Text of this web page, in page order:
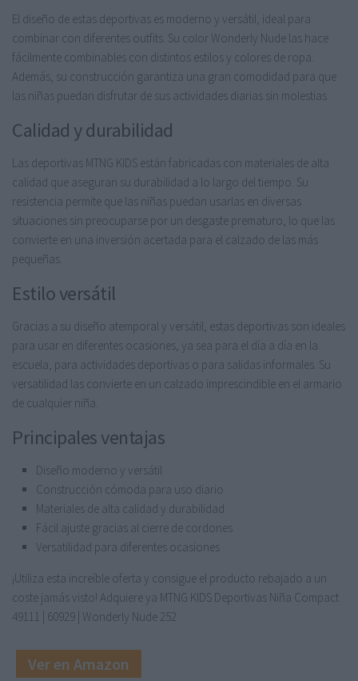
El diseño de estas deportivas es moderno y versátil, ideal para
combinar con diferentes outfits. Su color Wonderly Nude las hace
fácilmente combinables con distintos estilos y colores de ropa.
Además, su construcción garantiza una gran comodidad para que
las niñas puedan disfrutar de sus actividades diarias sin molestias.
Calidad y durabilidad
Las deportivas MTNG KIDS están fabricadas con materiales de alta
calidad que aseguran su durabilidad a lo largo del tiempo. Su
resistencia permite que las niñas puedan usarlas en diversas
situaciones sin preocuparse por un desgaste prematuro, lo que las
convierte en una inversión acertada para el calzado de las más
pequeñas.
Estilo versátil
Gracias a su diseño atemporal y versátil, estas deportivas son ideales
para usar en diferentes ocasiones, ya sea para el día a día en la
escuela, para actividades deportivas o para salidas informales. Su
versatilidad las convierte en un calzado imprescindible en el armario
de cualquier niña.
Principales ventajas
Diseño moderno y versátil
Construcción cómoda para uso diario
Materiales de alta calidad y durabilidad
Fácil ajuste gracias al cierre de cordones
Versatilidad para diferentes ocasiones
¡Utiliza esta increíble oferta y consigue el producto rebajado a un
coste jamás visto! Adquiere ya MTNG KIDS Deportivas Niña Compact
49111 | 60929 | Wonderly Nude 252
Ver en Amazon